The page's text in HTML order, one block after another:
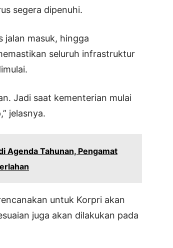
segera dipenuhi.
jalan masuk, hingga
seluruh infrastruktur
Jadi saat kementerian mulai
jelasnya.
Agenda Tahunan, Pengamat
untuk Korpri akan
juga akan dilakukan pada